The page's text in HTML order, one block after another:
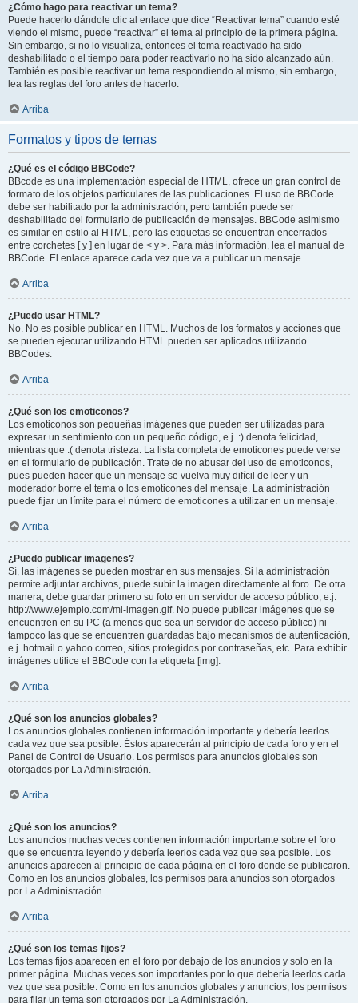
¿Cómo hago para reactivar un tema?
Puede hacerlo dándole clic al enlace que dice “Reactivar tema” cuando esté
viendo el mismo, puede “reactivar” el tema al principio de la primera página.
Sin embargo, si no lo visualiza, entonces el tema reactivado ha sido
deshabilitado o el tiempo para poder reactivarlo no ha sido alcanzado aún.
También es posible reactivar un tema respondiendo al mismo, sin embargo,
lea las reglas del foro antes de hacerlo.
Arriba
Formatos y tipos de temas
¿Qué es el código BBCode?
BBcode es una implementación especial de HTML, ofrece un gran control de
formato de los objetos particulares de las publicaciones. El uso de BBCode
debe ser habilitado por la administración, pero también puede ser
deshabilitado del formulario de publicación de mensajes. BBCode asimismo
es similar en estilo al HTML, pero las etiquetas se encuentran encerrados
entre corchetes [ y ] en lugar de < y >. Para más información, lea el manual de
BBCode. El enlace aparece cada vez que va a publicar un mensaje.
Arriba
¿Puedo usar HTML?
No. No es posible publicar en HTML. Muchos de los formatos y acciones que
se pueden ejecutar utilizando HTML pueden ser aplicados utilizando
BBCodes.
Arriba
¿Qué son los emoticonos?
Los emoticonos son pequeñas imágenes que pueden ser utilizadas para
expresar un sentimiento con un pequeño código, e.j. :) denota felicidad,
mientras que :( denota tristeza. La lista completa de emoticones puede verse
en el formulario de publicación. Trate de no abusar del uso de emoticonos,
pues pueden hacer que un mensaje se vuelva muy difícil de leer y un
moderador borre el tema o los emoticones del mensaje. La administración
puede fijar un límite para el número de emoticones a utilizar en un mensaje.
Arriba
¿Puedo publicar imagenes?
Sí, las imágenes se pueden mostrar en sus mensajes. Si la administración
permite adjuntar archivos, puede subir la imagen directamente al foro. De otra
manera, debe guardar primero su foto en un servidor de acceso público, e.j.
http://www.ejemplo.com/mi-imagen.gif. No puede publicar imágenes que se
encuentren en su PC (a menos que sea un servidor de acceso público) ni
tampoco las que se encuentren guardadas bajo mecanismos de autenticación,
e.j. hotmail o yahoo correo, sitios protegidos por contraseñas, etc. Para exhibir
imágenes utilice el BBCode con la etiqueta [img].
Arriba
¿Qué son los anuncios globales?
Los anuncios globales contienen información importante y debería leerlos
cada vez que sea posible. Éstos aparecerán al principio de cada foro y en el
Panel de Control de Usuario. Los permisos para anuncios globales son
otorgados por La Administración.
Arriba
¿Qué son los anuncios?
Los anuncios muchas veces contienen información importante sobre el foro
que se encuentra leyendo y debería leerlos cada vez que sea posible. Los
anuncios aparecen al principio de cada página en el foro donde se publicaron.
Como en los anuncios globales, los permisos para anuncios son otorgados
por La Administración.
Arriba
¿Qué son los temas fijos?
Los temas fijos aparecen en el foro por debajo de los anuncios y solo en la
primer página. Muchas veces son importantes por lo que debería leerlos cada
vez que sea posible. Como en los anuncios globales y anuncios, los permisos
para fijar un tema son otorgados por La Administración.